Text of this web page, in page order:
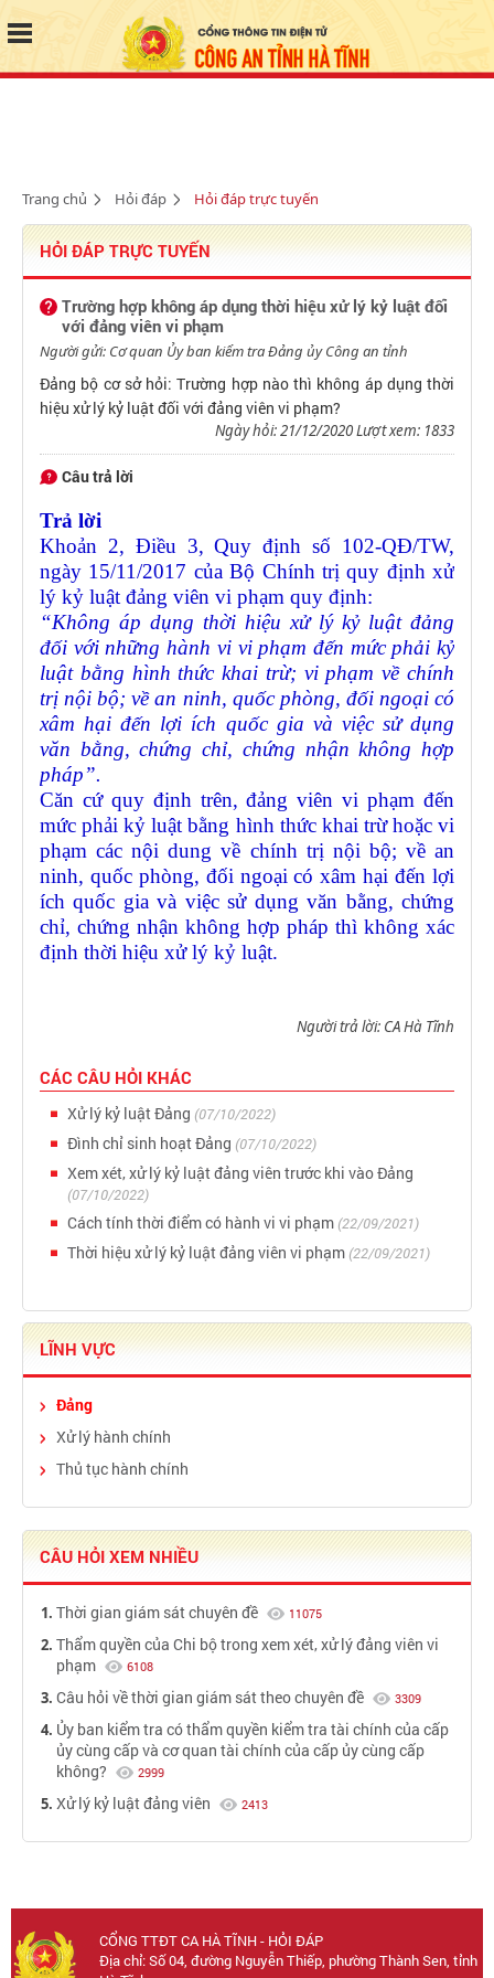
Trang chủ Hỏi đáp Hỏi đáp trực tuyến
HỎI ĐÁP TRỰC TUYẾN
Trường hợp không áp dụng thời hiệu xử lý kỷ luật đối
với đảng viên vi phạm
Người gửi: Cơ quan Ủy ban kiểm tra Đảng ủy Công an tỉnh
Đảng bộ cơ sở hỏi: Trường hợp nào thì không áp dụng thời
hiệu xử lý kỷ luật đối với đảng viên vi phạm?
Ngày hỏi: 21/12/2020 Lượt xem: 1833
Câu trả lời
Trả lời
Khoản 2, Điều 3, Quy định số 102-QĐ/TW,
ngày 15/11/2017 của Bộ Chính trị quy định xử
lý kỷ luật đảng viên vi phạm quy định:
“Không áp dụng thời hiệu xử lý kỷ luật đảng
đối với những hành vi vi phạm đến mức phải kỷ
luật bằng hình thức khai trừ; vi phạm về chính
trị nội bộ; về an ninh, quốc phòng, đối ngoại có
xâm hại đến lợi ích quốc gia và việc sử dụng
văn bằng, chứng chỉ, chứng nhận không hợp
pháp”.
Căn cứ quy định trên, đảng viên vi phạm đến
mức phải kỷ luật bằng hình thức khai trừ hoặc vi
phạm các nội dung về chính trị nội bộ; về an
ninh, quốc phòng, đối ngoại có xâm hại đến lợi
ích quốc gia và việc sử dụng văn bằng, chứng
chỉ, chứng nhận không hợp pháp thì không xác
định thời hiệu xử lý kỷ luật.
Người trả lời: CA Hà Tĩnh
CÁC CÂU HỎI KHÁC
Xử lý kỷ luật Đảng (07/10/2022)
Đình chỉ sinh hoạt Đảng (07/10/2022)
Xem xét, xử lý kỷ luật đảng viên trước khi vào Đảng
(07/10/2022)
Cách tính thời điểm có hành vi vi phạm (22/09/2021)
Thời hiệu xử lý kỷ luật đảng viên vi phạm (22/09/2021)
LĨNH VỰC
Đảng
Xử lý hành chính
Thủ tục hành chính
CÂU HỎI XEM NHIỀU
Thời gian giám sát chuyên đề 11075
Thẩm quyền của Chi bộ trong xem xét, xử lý đảng viên vi
phạm
6108
Câu hỏi về thời gian giám sát theo chuyên đề 3309
Ủy ban kiểm tra có thẩm quyền kiểm tra tài chính của cấp
ủy cùng cấp và cơ quan tài chính của cấp ủy cùng cấp
không?
2999
Xử lý kỷ luật đảng viên 2413
CỔNG TTĐT CA HÀ TĨNH - HỎI ĐÁP
Địa chỉ: Số 04, đường Nguyễn Thiếp, phường Thành Sen, tỉnh